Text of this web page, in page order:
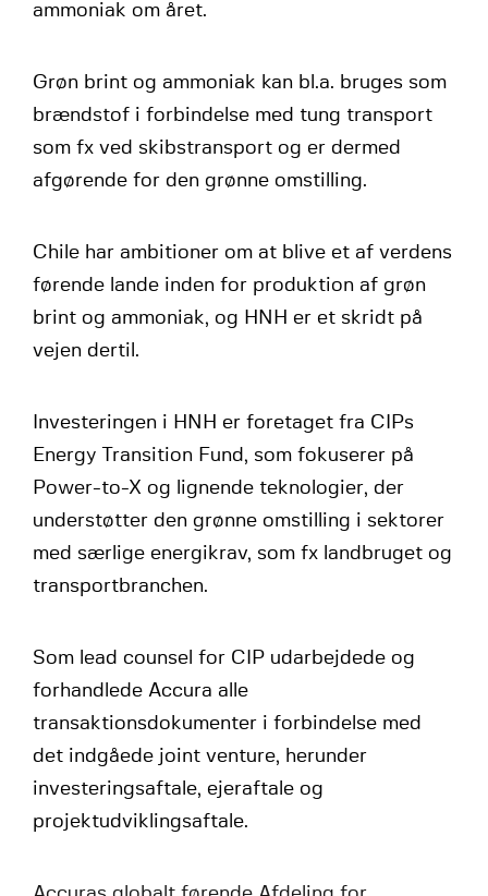
ammoniak om året.
Grøn brint og ammoniak kan bl.a. bruges som
brændstof i forbindelse med tung transport
som fx ved skibstransport og er dermed
afgørende for den grønne omstilling.
Chile har ambitioner om at blive et af verdens
førende lande inden for produktion af grøn
brint og ammoniak, og HNH er et skridt på
vejen dertil.
Investeringen i HNH er foretaget fra CIPs
Energy Transition Fund, som fokuserer på
Power-to-X og lignende teknologier, der
understøtter den grønne omstilling i sektorer
med særlige energikrav, som fx landbruget og
transportbranchen.
Som lead counsel for CIP udarbejdede og
forhandlede Accura alle
transaktionsdokumenter i forbindelse med
det indgåede joint venture, herunder
investeringsaftale, ejeraftale og
projektudviklingsaftale.